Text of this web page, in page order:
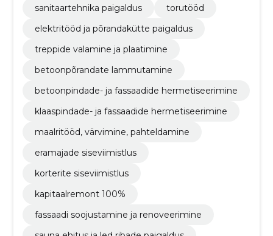
sanitaartehnika paigaldus
torutööd
elektritööd ja põrandakütte paigaldus
treppide valamine ja plaatimine
betoonpõrandate lammutamine
betoonpindade- ja fassaadide hermetiseerimine
klaaspindade- ja fassaadide hermetiseerimine
maalritööd, värvimine, pahteldamine
eramajade siseviimistlus
korterite siseviimistlus
kapitaalremont 100%
fassaadi soojustamine ja renoveerimine